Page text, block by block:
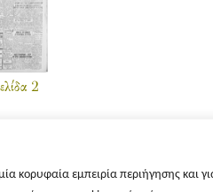
κορυφαία εμπειρία περιήγησης και
2